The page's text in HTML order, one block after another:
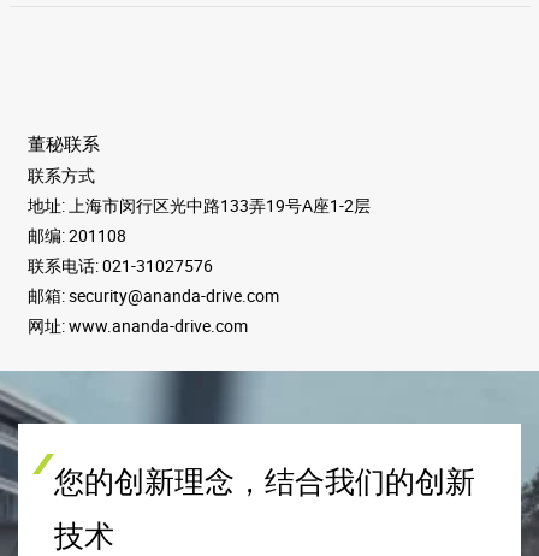
董秘联系
联系方式
地址: 上海市闵行区光中路133弄19号A座1-2层
邮编: 201108
联系电话: 021-31027576
邮箱: security@ananda-drive.com
网址: www.ananda-drive.com
您的创新理念，结合我们的创新
技术